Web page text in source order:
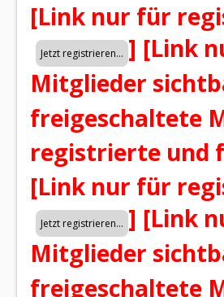
[Link nur für
] [Link
Mitglieder
freigeschaltete
registrierte und
[Link nur für
] [Link
Mitglieder
freigeschaltete